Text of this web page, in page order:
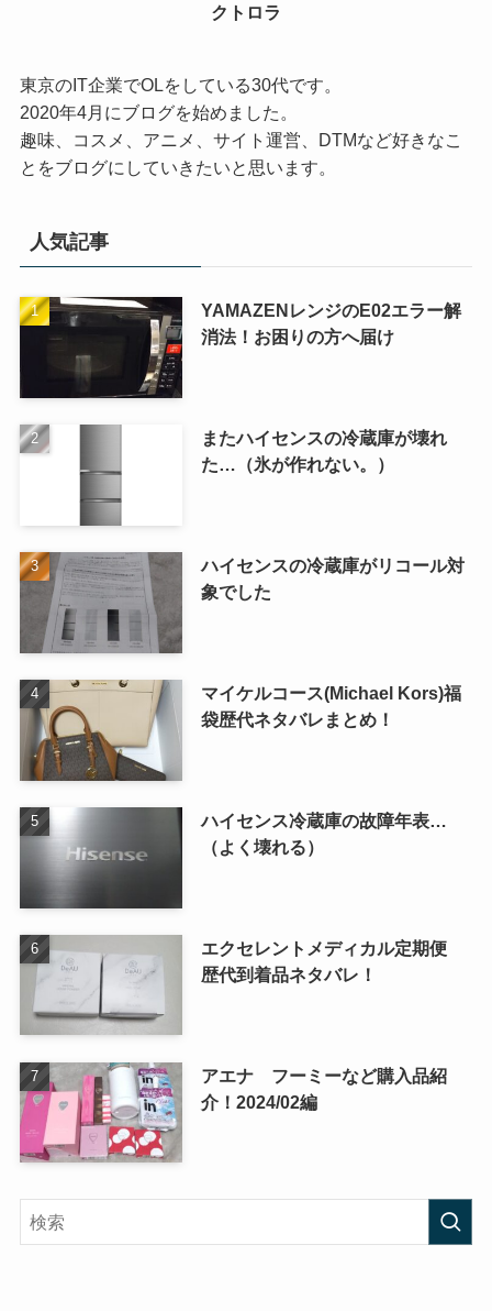
クトロラ
東京のIT企業でOLをしている30代です。
2020年4月にブログを始めました。
趣味、コスメ、アニメ、サイト運営、DTMなど好きなこ
とをブログにしていきたいと思います。
人気記事
YAMAZENレンジのE02エラー解
消法！お困りの方へ届け
またハイセンスの冷蔵庫が壊れ
た…（氷が作れない。）
ハイセンスの冷蔵庫がリコール対
象でした
マイケルコース(Michael Kors)福
袋歴代ネタバレまとめ！
ハイセンス冷蔵庫の故障年表…
（よく壊れる）
エクセレントメディカル定期便
歴代到着品ネタバレ！
アエナ フーミーなど購入品紹
介！2024/02編